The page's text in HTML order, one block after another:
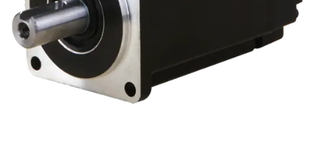
Стабур
Xinje XD
Беспроводное оборудование WoMaster
SFP модули WoMaster
Xinje Аксессуары
Серводрайверы Xinje DL6 Высокоточные
Серводвигатели Xinje MS6
Шаговые драйверы Xinje DP3L (высоковольтные
импульсные с разомкнутым контуром)
Шаговые драйверы Xinje DP3S (Modbus RTU, с
замкнутым контуром)
Шаговые драйверы Xinje DP3SL (Modbus RTU, с